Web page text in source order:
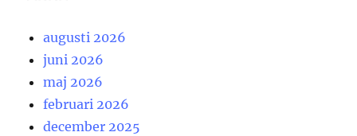
augusti 2026
juni 2026
maj 2026
februari 2026
december 2025